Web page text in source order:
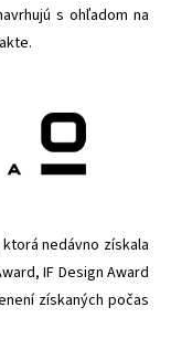
s ohľadom na
nedávno získala
IF Design Award
získaných počas